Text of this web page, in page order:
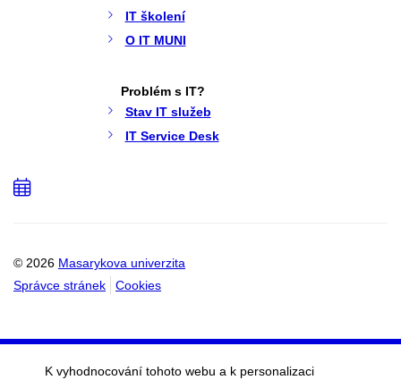
IT školení
O IT MUNI
Problém s IT?
Stav IT služeb
IT Service Desk
© 2026 Masarykova univerzita
Správce stránek
Cookies
Přidat
K vyhodnocování tohoto webu a k personalizaci